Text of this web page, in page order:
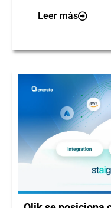
Leer más